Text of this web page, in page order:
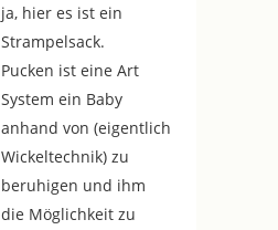
ja, hier es ist ein
Strampelsack.
Pucken ist eine Art
System ein Baby
anhand von (eigentlich
Wickeltechnik) zu
beruhigen und ihm
die Möglichkeit zu